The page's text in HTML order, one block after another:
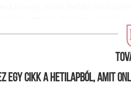
egy cikk a hetilapból, amit